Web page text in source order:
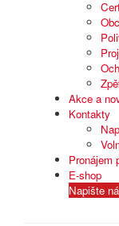
Akce a
Kontakty
Pronájem
E-shop
Napište